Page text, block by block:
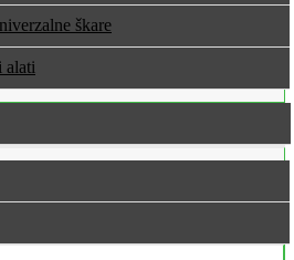
škare
alati